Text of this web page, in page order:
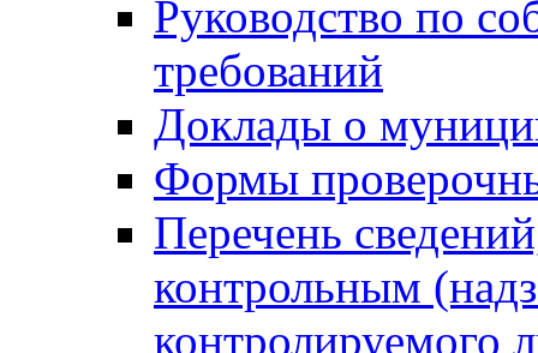
Руководство по
требований
Доклады о
Формы
Перечень
контрольным
контролируемого